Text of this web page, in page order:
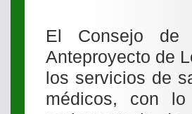
El Consejo de
Anteproyecto de
los servicios de
médicos, con